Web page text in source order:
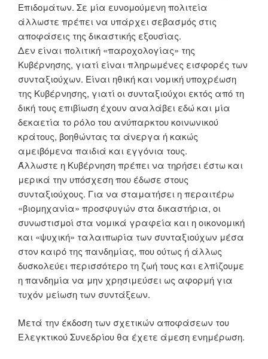
Επιδομάτων. Σε μία ευνομούμενη πολιτεία
άλλωστε πρέπει να υπάρχει σεβασμός στις
αποφάσεις της δικαστικής εξουσίας.
Δεν είναι πολιτική «παροχολογίας» της
Κυβέρνησης, γιατί είναι πληρωμένες εισφορές των
συνταξιούχων. Είναι ηθική και νομική υποχρέωση
της Κυβέρνησης, γιατί οι συνταξιούχοι εκτός από τη
δική τους επιβίωση έχουν αναλάβει εδώ και μία
δεκαετία το ρόλο του ανύπαρκτου κοινωνικού
κράτους, βοηθώντας τα άνεργα ή κακώς
αμειβόμενα παιδιά και εγγόνια τους.
Άλλωστε η Κυβέρνηση πρέπει να τηρήσει έστω και
μερικά την υπόσχεση που έδωσε στους
συνταξιούχους. Για να σταματήσει η περαιτέρω
«βιομηχανία» προσφυγών στα δικαστήρια, οι
συνωστισμοί στα νομικά γραφεία και η οικονομική
και «ψυχική» ταλαιπωρία των συνταξιούχων μέσα
στον καιρό της πανδημίας, που ούτως ή άλλως
δυσκολεύει περισσότερο τη ζωή τους και ελπίζουμε
η πανδημία να μην χρησιμεύσει ως αφορμή για
τυχόν μείωση των συντάξεων.
Μετά την έκδοση των σχετικών αποφάσεων του
Ελεγκτικού Συνεδρίου θα έχετε άμεση ενημέρωση.